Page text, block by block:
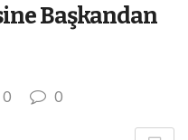
Başkandan
0 0